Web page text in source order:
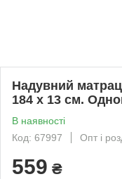
Надувний
184 х 13 см.
В наявності
Код: 67997
Опт і
559 ₴